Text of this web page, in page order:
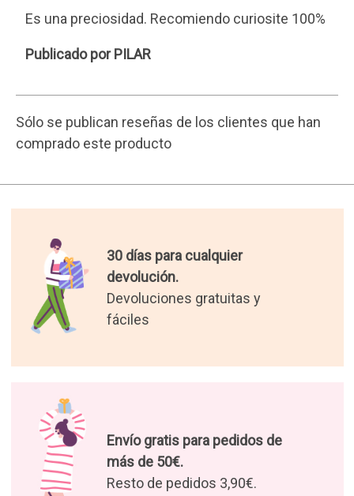
Es una preciosidad. Recomiendo curiosite 100%
PILAR
Publicado por PILAR
Sólo se publican reseñas de los clientes que han
comprado este producto
30 días para cualquier
devolución.
Devoluciones gratuitas y
fáciles
Envío gratis para pedidos de
más de 50€.
Resto de pedidos 3,90€.